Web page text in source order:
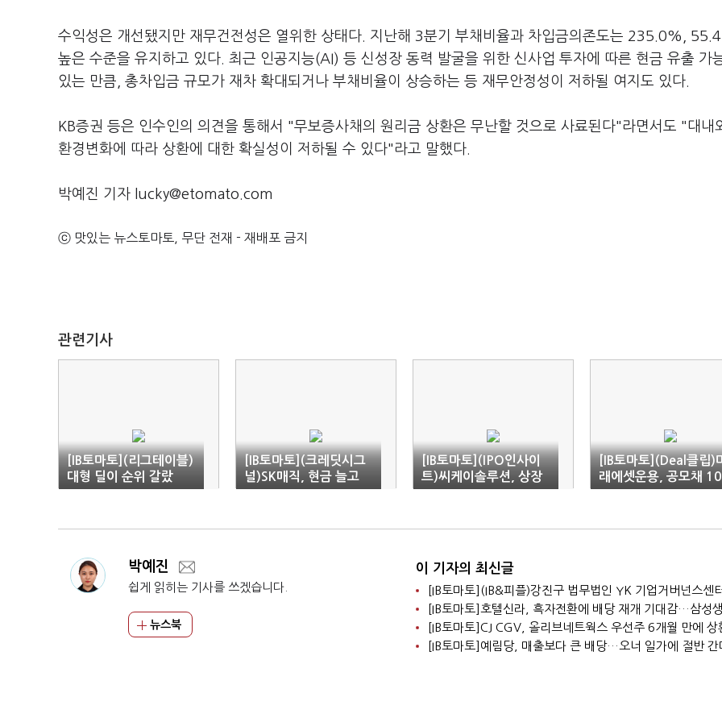
수익성은 개선됐지만 재무건전성은 열위한 상태다. 지난해 3분기 부채비율과 차입금의존도는 235.0%,
높은 수준을 유지하고 있다. 최근 인공지능(AI) 등 신성장 동력 발굴을 위한 신사업 투자에 따른 현금 유출 가
있는 만큼, 총차입금 규모가 재차 확대되거나 부채비율이 상승하는 등 재무안정성이 저하될 여지도 있다.
KB증권 등은 인수인의 의견을 통해서 "무보증사채의 원리금 상환은 무난할 것으로 사료된다"라면서도 "대내
환경변화에 따라 상환에 대한 확실성이 저하될 수 있다"라고 말했다.
박예진 기자 lucky@etomato.com
ⓒ 맛있는 뉴스토마토, 무단 전재 - 재배포 금지
관련기사
[IB토마토](리그테이블)
대형 딜이 순위 갈랐
다…ECM·DCM 흐름
[IB토마토](크레딧시그
널)SK매직, 현금 늘고
차입 부담 완화
[IB토마토](IPO인사이
트)씨케이솔루션, 상장
재도전…아산 공장 투자
[IB토마토](Deal클립)
래에셋운용, 공모채 10
00억 모집에 8300억
박예진
쉽게 읽히는 기사를 쓰겠습니다.
뉴스북
이 기자의 최신글
[IB토마토]CJ CGV, 올리브네트웍스 우선주 6개월 만에
[IB토마토]예림당, 매출보다 큰 배당…오너 일가에 절반 간